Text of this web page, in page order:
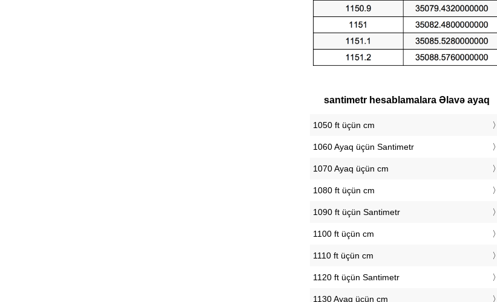
santimetr hesablamalara Əlavə ayaq
1050 ft üçün cm
1060 Ayaq üçün Santimetr
1070 Ayaq üçün cm
1080 ft üçün cm
1090 ft üçün Santimetr
1100 ft üçün cm
1110 ft üçün cm
1120 ft üçün Santimetr
1130 Ayaq üçün cm